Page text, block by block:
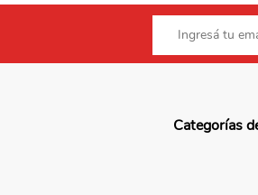
Categorías